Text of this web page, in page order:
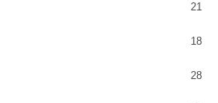
21
18
28